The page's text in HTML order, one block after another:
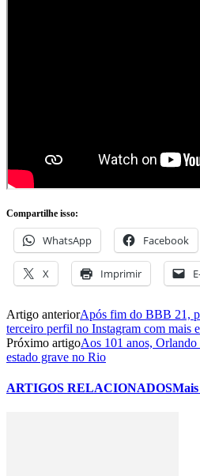
Compartilhe isso:
WhatsApp Facebook
X Imprimir
Artigo anteriorApós fim do BBB 21,
terceiro perfil no Instagram com mais
Próximo artigoAos 101 anos,
estado grave no Rio
ARTIGOS RELACIONADOS